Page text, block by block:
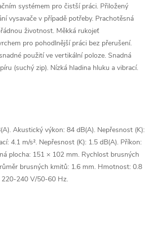
systémem pro čistší práci. Přiložený
vysavače v případě potřeby. Prachotěsná
životnost. Měkká rukojeť
pro pohodlnější práci bez přerušení.
použití ve vertikální poloze. Snadná
(suchý zip). Nízká hladina hluku a vibrací.
Akustický výkon: 84 dB(A). Nepřesnost (K):
4.1 m/s². Nepřesnost (K): 1.5 dB(A). Příkon:
plocha: 151 × 102 mm. Rychlost brusných
brusných kmitů: 1.6 mm. Hmotnost: 0.8
220-240 V/50-60 Hz.